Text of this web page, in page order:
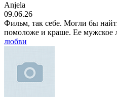
Anjela
09.06.26
Фильм, так себе. Могли бы
помоложе и краше. Ее мужское
любви